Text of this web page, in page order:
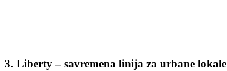
3. Liberty – savremena linija za urbane lokale